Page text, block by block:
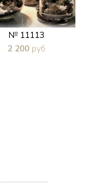
№ 11113
2 200 руб